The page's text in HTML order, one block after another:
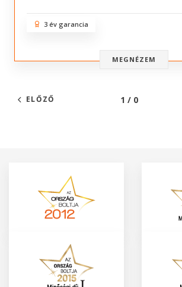
3 év garancia
MEGNÉZEM
ELŐZŐ 1 / 0